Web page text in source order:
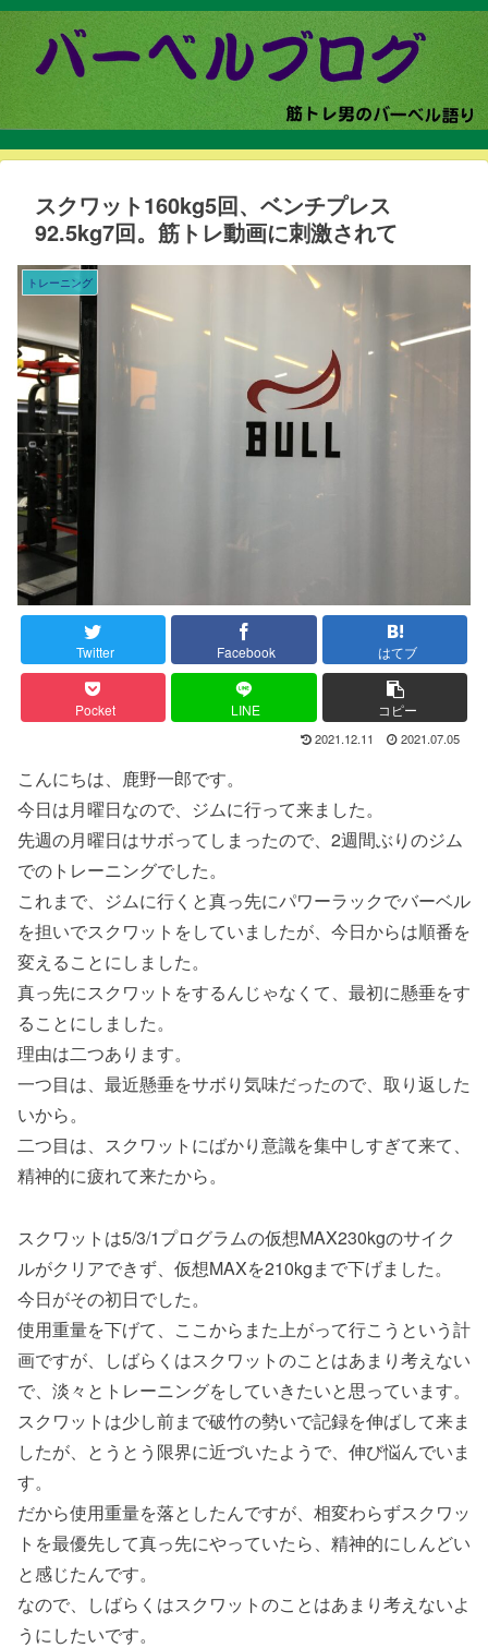
スクワット160kg5回、ベンチプレス
92.5kg7回。筋トレ動画に刺激されて
トレーニング
Twitter Facebook はてブ
Pocket LINE コピー
2021.12.11 2021.07.05
こんにちは、鹿野一郎です。
今日は月曜日なので、ジムに行って来ました。
先週の月曜日はサボってしまったので、2週間ぶりのジム
でのトレーニングでした。
これまで、ジムに行くと真っ先にパワーラックでバーベル
を担いでスクワットをしていましたが、今日からは順番を
変えることにしました。
真っ先にスクワットをするんじゃなくて、最初に懸垂をす
ることにしました。
理由は二つあります。
一つ目は、最近懸垂をサボり気味だったので、取り返した
いから。
二つ目は、スクワットにばかり意識を集中しすぎて来て、
精神的に疲れて来たから。
スクワットは5/3/1プログラムの仮想MAX230kgのサイク
ルがクリアできず、仮想MAXを210kgまで下げました。
今日がその初日でした。
使用重量を下げて、ここからまた上がって行こうという計
画ですが、しばらくはスクワットのことはあまり考えない
で、淡々とトレーニングをしていきたいと思っています。
スクワットは少し前まで破竹の勢いで記録を伸ばして来ま
したが、とうとう限界に近づいたようで、伸び悩んでいま
す。
だから使用重量を落としたんですが、相変わらずスクワッ
トを最優先して真っ先にやっていたら、精神的にしんどい
と感じたんです。
なので、しばらくはスクワットのことはあまり考えないよ
うにしたいです。